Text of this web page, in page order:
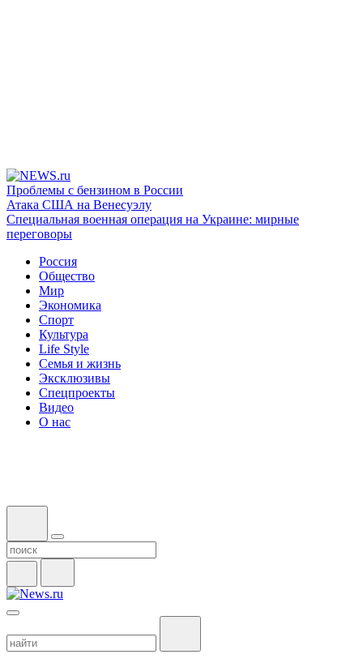
Проблемы с бензином в России
Атака США на Венесуэлу
Специальная военная операция на Украине: мирные
переговоры
Россия
Общество
Мир
Экономика
Спорт
Культура
Life Style
Семья и жизнь
Эксклюзивы
Спецпроекты
Видео
О нас